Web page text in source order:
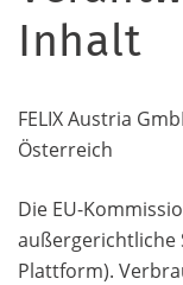
Inhalt
FELIX Austria
Österreich
Die EU-
außergerichtliche
Plattform).